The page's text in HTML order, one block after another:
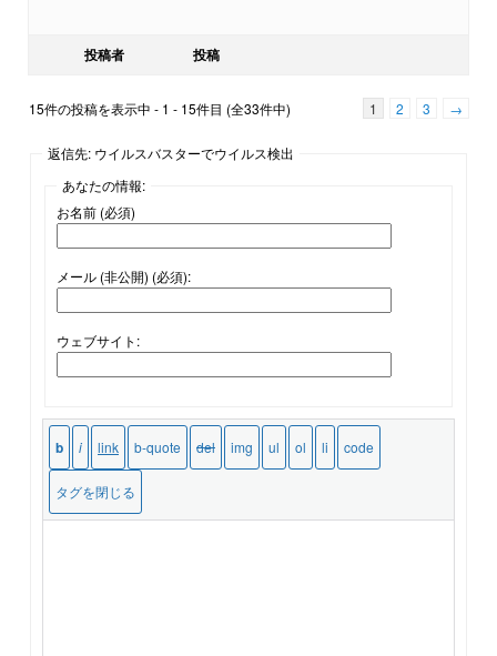
投稿者 投稿
15件の投稿を表示中 - 1 - 15件目 (全33件中) 1 2 3 →
返信先: ウイルスバスターでウイルス検出
あなたの情報:
お名前 (必須)
メール (非公開) (必須):
ウェブサイト: